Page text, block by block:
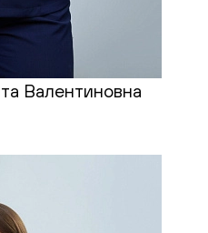
Валентиновна